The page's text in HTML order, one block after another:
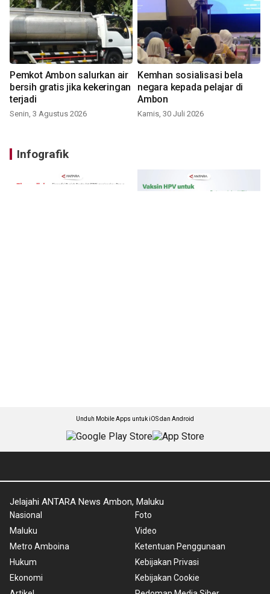
Pemkot Ambon salurkan air
bersih gratis jika kekeringan
terjadi
Senin, 3 Agustus 2026
Kemhan sosialisasi bela
negara kepada pelajar di
Ambon
Kamis, 30 Juli 2026
Infografik
Unduh Mobile Apps untuk iOS dan Android
Jelajahi ANTARA News Ambon, Maluku
Nasional
Maluku
Metro Amboina
Hukum
Ekonomi
Foto
Video
Ketentuan Penggunaan
Kebijakan Privasi
Kebijakan Cookie